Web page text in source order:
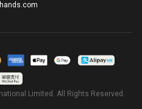
Limited. All Rights Reserved.